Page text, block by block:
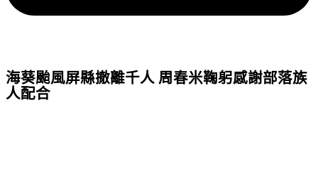
海葵颱風屏縣撤離千人 周春米鞠躬感謝部落族
人配合